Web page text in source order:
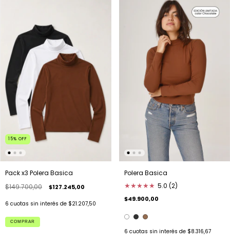
15% OFF
Pack x3 Polera Basica
$149.700,00
$127.245,00
6 cuotas sin interés de $21.207,50
COMPRAR
Polera Basica
★★★★★ 5.0 (2)
$49.900,00
6 cuotas sin interés de $8.316,67